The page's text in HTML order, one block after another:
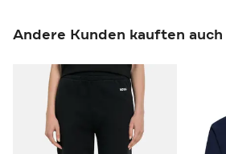
Andere Kunden kauften auch